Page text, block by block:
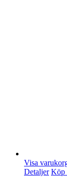
Visa
Detaljer Köp